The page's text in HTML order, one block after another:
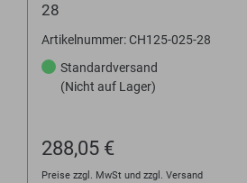
28
Artikelnummer: CH125-025-28
Standardversand
(Nicht auf Lager)
288,05 €
Preise zzgl. MwSt und zzgl. Versand